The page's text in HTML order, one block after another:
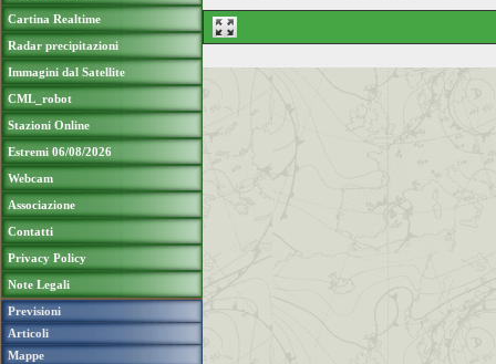
Cartina Realtime
Radar precipitazioni
Immagini dal Satellite
CML_robot
Stazioni Online
Estremi 06/08/2026
Webcam
Associazione
Contatti
Privacy Policy
Note Legali
Previsioni
Articoli
Mappe